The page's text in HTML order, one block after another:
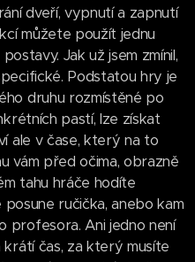
dveří, vypnutí a zapnutí
můžete použít jednu
Jak už jsem zmínil,
Podstatou hry je
druhu rozmístěné po
pastí, lze získat
ale v čase, který na to
vám před očima, obrazně
tahu hráče hodíte
ručička, anebo kam
profesora. Ani jedno není
krátí čas, za který musíte